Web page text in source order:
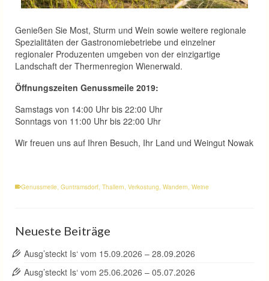
Genießen Sie Most, Sturm und Wein sowie weitere regionale
Spezialitäten der Gastronomiebetriebe und einzelner
regionaler Produzenten umgeben von der einzigartige
Landschaft der Thermenregion Wienerwald.
Öffnungszeiten Genussmeile 2019:
Samstags von 14:00 Uhr bis 22:00 Uhr
Sonntags von 11:00 Uhr bis 22:00 Uhr
Wir freuen uns auf Ihren Besuch, Ihr Land und Weingut Nowak
Genussmeile Guntramsdorf Thallern Verkostung Wandern Weine
Neueste Beiträge
Ausg’steckt Is‘ vom 15.09.2026 – 28.09.2026
Ausg’steckt Is‘ vom 25.06.2026 – 05.07.2026